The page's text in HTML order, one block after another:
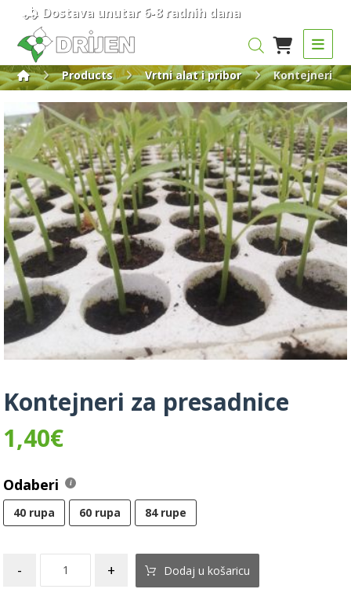
Dostava unutar 6-8 radnih dana
Products Vrtni alat i pribor Kontejneri
Kontejneri za presadnice
1,40€
Odaberi
40 rupa 60 rupa 84 rupe
- + Dodaj u košaricu